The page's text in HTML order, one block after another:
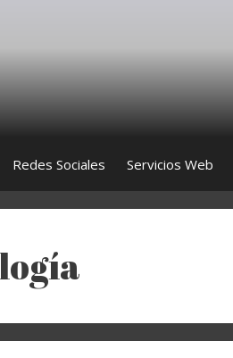
Redes Sociales Servicios Web